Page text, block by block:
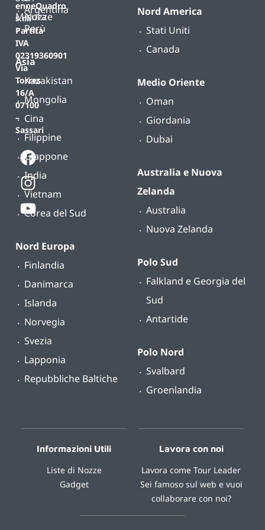
enneQuadro
s.r.l.
Partita
IVA
02319360901
Via
Torres
16/A
07100
–
Sassari
Argentina
Perù
Asia
Kazakistan
Mongolia
Cina
Filippine
Giappone
India
Vietnam
Corea del Sud
Nord Europa
Finlandia
Danimarca
Islanda
Norvegia
Svezia
Lapponia
Repubbliche Baltiche
Nord America
Stati Uniti
Canada
Medio Oriente
Oman
Giordania
Dubai
Australia e Nuova
Zelanda
Australia
Nuova Zelanda
Polo Sud
Falkland e Georgia del
Sud
Antartide
Polo Nord
Svalbard
Groenlandia
Misura
Nozze
Informazioni Utili
Liste di Nozze
Gadget
Lavora con noi
Lavora come Tour Leader
Sei famoso sul web e vuoi
collaborare con noi?